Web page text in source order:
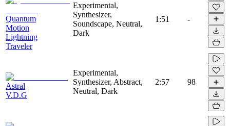
Quantum
Motion
Lightning
Traveler
Experimental,
Synthesizer,
Soundscape, Neutral,
Dark
1:51 -
Astral
V.D.G
Experimental,
Synthesizer, Abstract,
Neutral, Dark
2:57 98